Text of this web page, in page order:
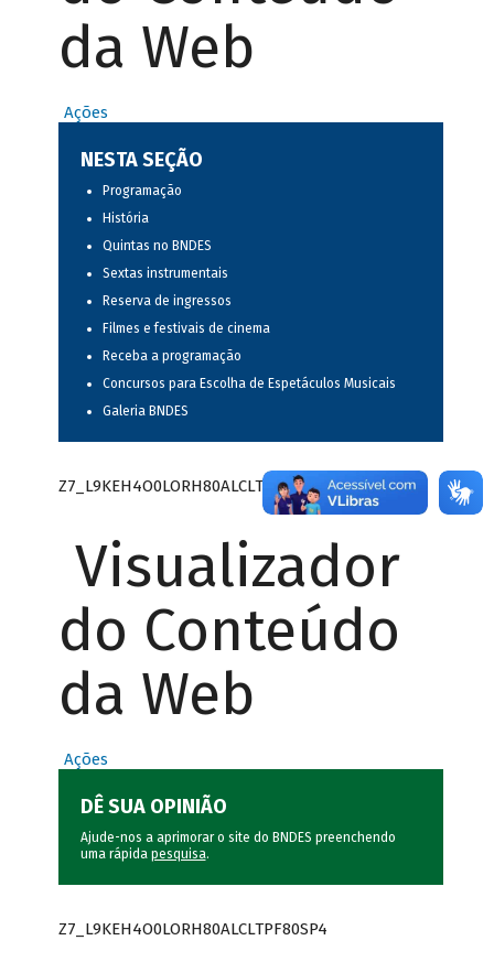
da Web
Ações
NESTA SEÇÃO
Programação
História
Quintas no BNDES
Sextas instrumentais
Reserva de ingressos
Filmes e festivais de cinema
Receba a programação
Concursos para Escolha de Espetáculos Musicais
Galeria BNDES
Z7_L9KEH4O0LORH80ALCLTPF80S97
Visualizador
do Conteúdo
da Web
Ações
DÊ SUA OPINIÃO
Ajude-nos a aprimorar o site do BNDES preenchendo
uma rápida pesquisa.
Z7_L9KEH4O0LORH80ALCLTPF80SP4